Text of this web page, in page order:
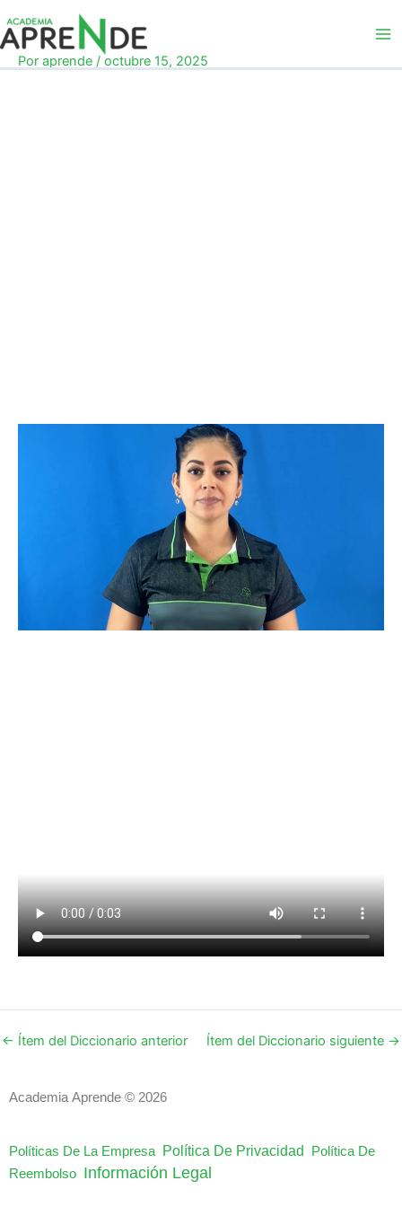
al
contenido
Por aprende / octubre 15, 2025
← Ítem del Diccionario anterior Ítem del Diccionario siguiente →
Academia Aprende © 2026
Políticas De La Empresa Política De Privacidad
Política De
Reembolso Información Legal